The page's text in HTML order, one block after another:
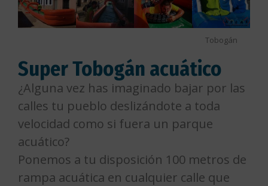
Tobogán
Super Tobogán acuático
¿Alguna vez has imaginado bajar por las
calles tu pueblo deslizándote a toda
velocidad como si fuera un parque
acuático?
Ponemos a tu disposición 100 metros de
rampa acuática en cualquier calle que